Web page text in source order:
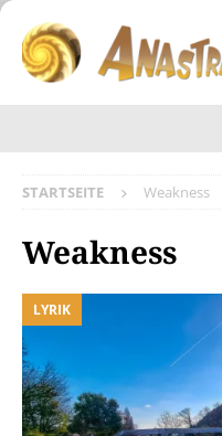
STARTSEITE Weakness
Weakness
LYRIK